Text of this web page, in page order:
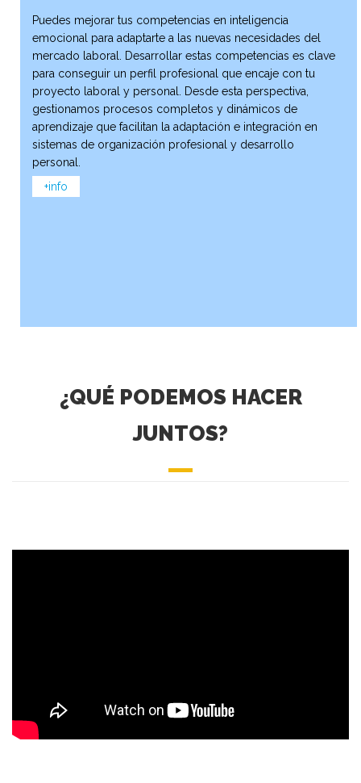
Puedes mejorar tus competencias en inteligencia
emocional para adaptarte a las nuevas necesidades del
mercado laboral. Desarrollar estas competencias es clave
para conseguir un perfil profesional que encaje con tu
proyecto laboral y personal. Desde esta perspectiva,
gestionamos procesos completos y dinámicos de
aprendizaje que facilitan la adaptación e integración en
sistemas de organización profesional y desarrollo
personal.
+info
¿QUÉ PODEMOS HACER
JUNTOS?